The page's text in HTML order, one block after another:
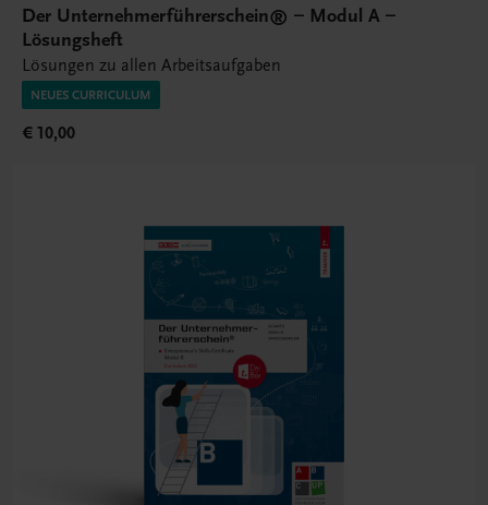
Der Unternehmerführerschein® – Modul A –
Lösungsheft
Lösungen zu allen Arbeitsaufgaben
NEUES CURRICULUM
€ 10,00